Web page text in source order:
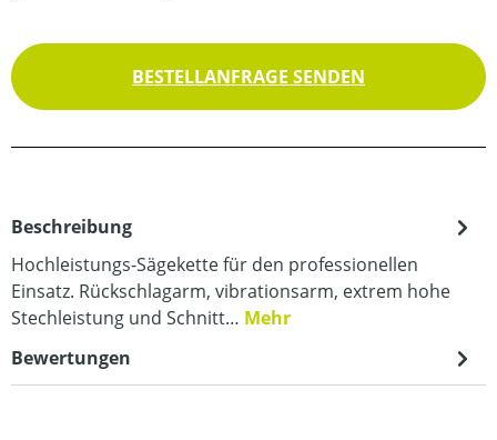
BESTELLANFRAGE SENDEN
Beschreibung
Hochleistungs-Sägekette für den professionellen
Einsatz. Rückschlagarm, vibrationsarm, extrem hohe
Stechleistung und Schnitt… Mehr
Bewertungen